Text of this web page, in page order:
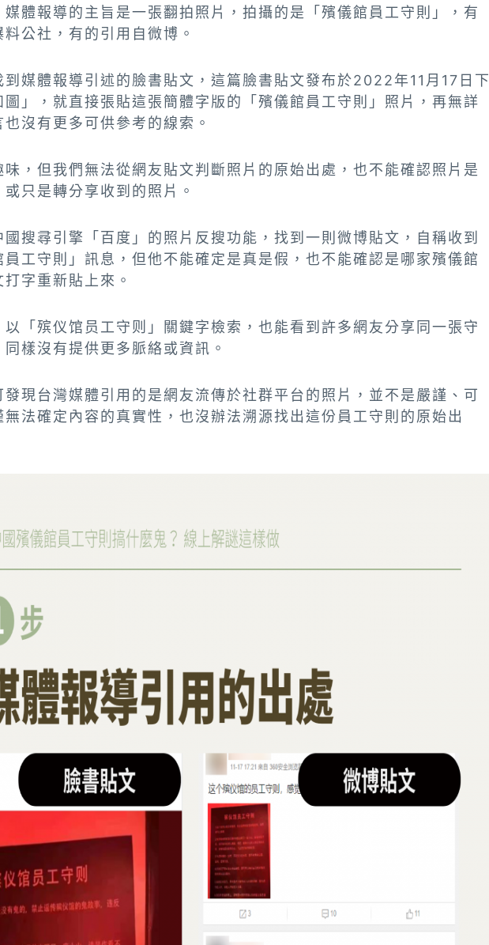
體報導的主旨是一張翻拍照片，拍攝的是「殯儀館員工守則」，有
公社，有的引用自微博。
到媒體報導引述的臉書貼文，這篇臉書貼文發布於2022年11月17日下
」，就直接張貼這張簡體字版的「殯儀館員工守則」照片，再無詳
沒有更多可供參考的線索。
，但我們無法從網友貼文判斷照片的原始出處，也不能確認照片是
只是轉分享收到的照片。
搜尋引擎「百度」的照片反搜功能，找到一則微博貼文，自稱收到
工守則」訊息，但他不能確定是真是假，也不能確認是哪家殯儀館
字重新貼上來。
「殡仪馆员工守则」關鍵字檢索，也能看到許多網友分享同一張守
樣沒有提供更多脈絡或資訊。
現台灣媒體引用的是網友流傳於社群平台的照片，並不是嚴謹、可
法確定內容的真實性，也沒辦法溯源找出這份員工守則的原始出